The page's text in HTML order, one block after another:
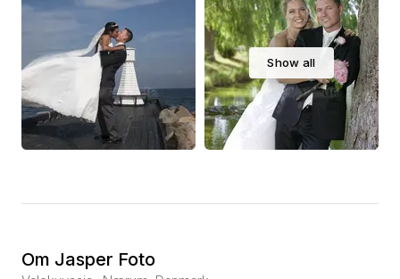
Show all
Om Jasper Foto